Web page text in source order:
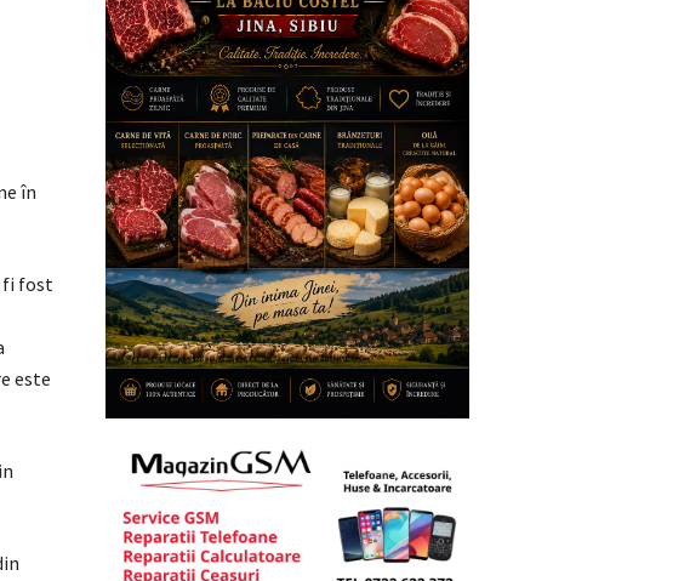
în
fi fost
este